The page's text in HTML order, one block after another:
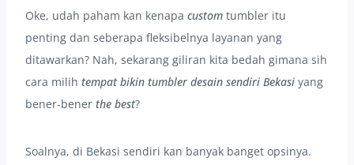
Oke, udah paham kan kenapa custom tumbler itu
penting dan seberapa fleksibelnya layanan yang
ditawarkan? Nah, sekarang giliran kita bedah gimana sih
cara milih tempat bikin tumbler desain sendiri Bekasi yang
bener-bener the best?
Soalnya, di Bekasi sendiri kan banyak banget opsinya.